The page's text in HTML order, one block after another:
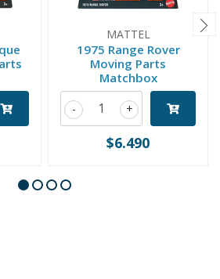
MATTEL
1975 Range Rover
Moving Parts
Matchbox
+
-
$6.490